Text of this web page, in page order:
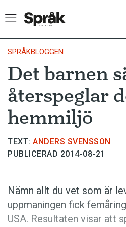
Hem
Artiklar
Krönikor
Språkfrågor
Skrivtips
Kviss
Podden
SPRÅKBLOGGEN
Det barnen
återspeglar
hemmiljö
TEXT: ANDERS SVENSSON
PUBLICERAD 2014-08-21
Nämn allt du vet som är
uppmaningen fick
USA. Resultaten visar att